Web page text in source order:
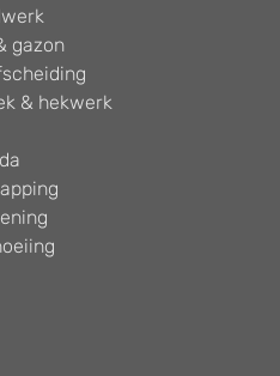
gazon
& hekwerk